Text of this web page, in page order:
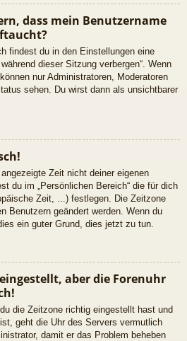
dass mein Benutzername
findest du in den Einstellungen eine
dieser Sitzung verbergen“. Wenn
nur Administratoren, Moderatoren
sehen. Du wirst dann als unsichtbarer
Zeit nicht deiner eigenen
du im „Persönlichen Bereich“ die für dich
Zeit, ...) festlegen. Die Zeitzone
Benutzern geändert werden. Wenn du
ein guter Grund, dies jetzt zu tun.
aber die Forenuhr
die Zeitzone richtig eingestellt hast und
geht die Uhr des Servers vermutlich
damit er das Problem beheben